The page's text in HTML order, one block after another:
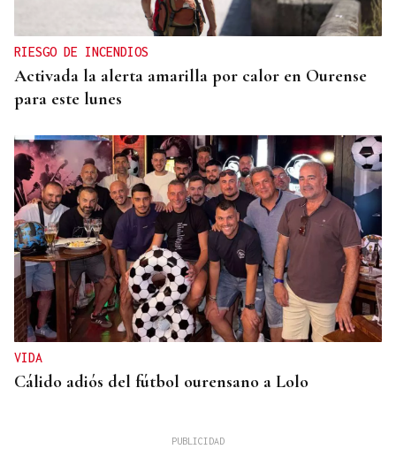
RIESGO DE INCENDIOS
Activada la alerta amarilla por calor en Ourense
para este lunes
VIDA
Cálido adiós del fútbol ourensano a Lolo